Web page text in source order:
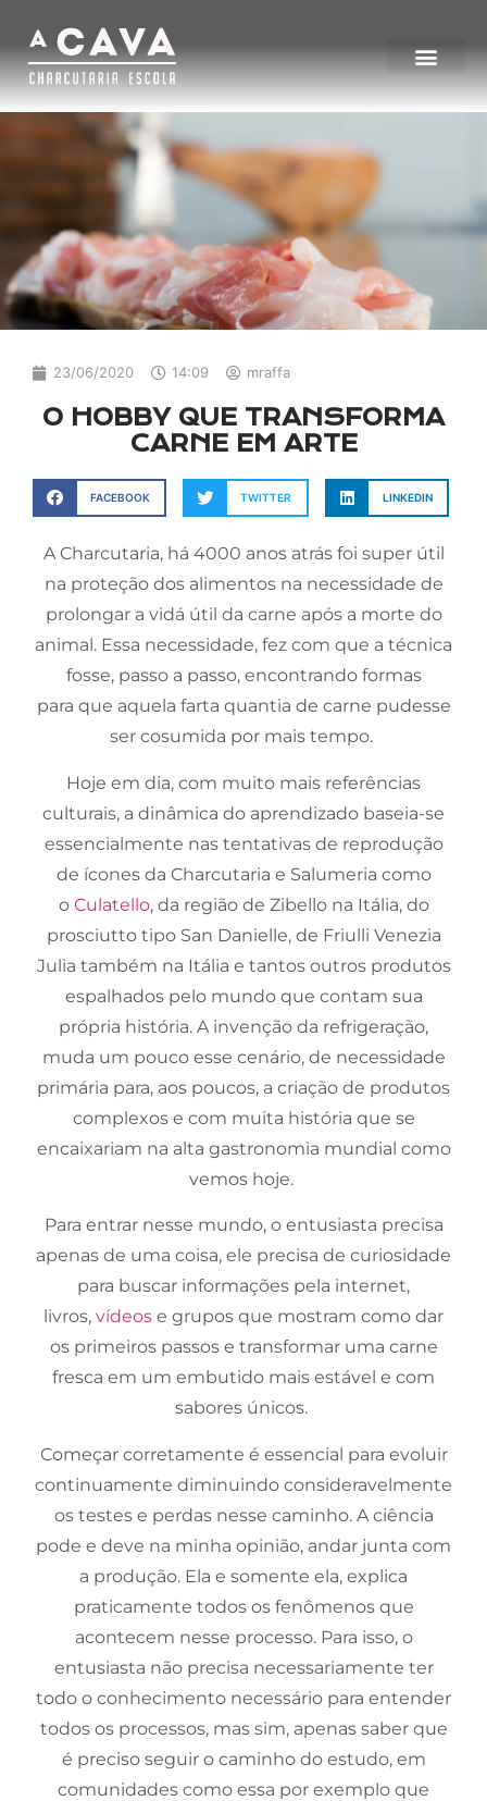
23/06/2020 14:09 mraffa
O HOBBY QUE TRANSFORMA
CARNE EM ARTE
FACEBOOK TWITTER LINKEDIN
A Charcutaria, há 4000 anos atrás foi super útil
na proteção dos alimentos na necessidade de
prolongar a vidá útil da carne após a morte do
animal. Essa necessidade, fez com que a técnica
fosse, passo a passo, encontrando formas
para que aquela farta quantia de carne pudesse
ser cosumida por mais tempo.
Hoje em dia, com muito mais referências
culturais, a dinâmica do aprendizado baseia-se
essencialmente nas tentativas de reprodução
de ícones da Charcutaria e Salumeria como
o Culatello, da região de Zibello na Itália, do
prosciutto tipo San Danielle, de Friulli Venezia
Julia também na Itália e tantos outros produtos
espalhados pelo mundo que contam sua
própria história. A invenção da refrigeração,
muda um pouco esse cenário, de necessidade
primária para, aos poucos, a criação de produtos
complexos e com muita história que se
encaixariam na alta gastronomia mundial como
vemos hoje.
Para entrar nesse mundo, o entusiasta precisa
apenas de uma coisa, ele precisa de curiosidade
para buscar informações pela internet,
livros, vídeos e grupos que mostram como dar
os primeiros passos e transformar uma carne
fresca em um embutido mais estável e com
sabores únicos.
Começar corretamente é essencial para evoluir
continuamente diminuindo consideravelmente
os testes e perdas nesse caminho. A ciência
pode e deve na minha opinião, andar junta com
a produção. Ela e somente ela, explica
praticamente todos os fenômenos que
acontecem nesse processo. Para isso, o
entusiasta não precisa necessariamente ter
todo o conhecimento necessário para entender
todos os processos, mas sim, apenas saber que
é preciso seguir o caminho do estudo, em
comunidades como essa por exemplo que